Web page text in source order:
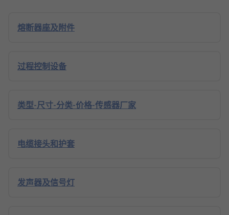
熔断器座及附件
过程控制设备
类型-尺寸-分类-价格-传感器厂家
电缆接头和护套
发声器及信号灯